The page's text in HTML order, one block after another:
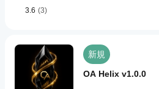
3.6 (3)
新規
OA Helix v1.0.0